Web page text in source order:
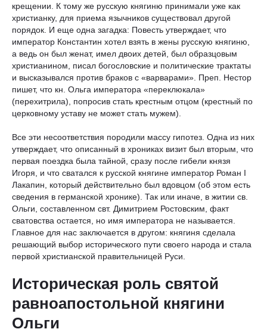
крещении. К тому же русскую княгиню принимали уже как
христианку, для приема язычников существовал другой
порядок. И еще одна загадка: Повесть утверждает, что
император Константин хотел взять в жены русскую княгиню,
а ведь он был женат, имел двоих детей, был образцовым
христианином, писал богословские и политические трактаты
и высказывался против браков с «варварами». Преп. Нестор
пишет, что кн. Ольга императора «переклюкала»
(перехитрила), попросив стать крестным отцом (крестный по
церковному уставу не может стать мужем).
Все эти несоответствия породили массу гипотез. Одна из них
утверждает, что описанный в хрониках визит был вторым, что
первая поездка была тайной, сразу после гибели князя
Игоря, и что сватался к русской княгине император Роман I
Лакапин, который действительно был вдовцом (об этом есть
сведения в германской хронике). Так или иначе, в житии св.
Ольги, составленном свт. Димитрием Ростовским, факт
сватовства остается, но имя императора не называется.
Главное для нас заключается в другом: княгиня сделала
решающий выбор исторического пути своего народа и стала
первой христианской правительницей Руси.
Историческая роль святой
равноапостольной княгини
Ольги